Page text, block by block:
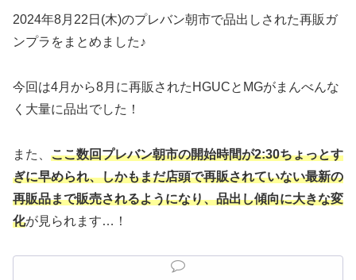
2024年8月22日(木)のプレバン朝市で品出しされた再販ガ
ンプラをまとめました♪
今回は4月から8月に再販されたHGUCとMGがまんべんな
く大量に品出でした！
また、 ここ数回プレバン朝市の開始時間が2:30ちょっとす
ぎに早められ、しかもまだ店頭で再販されていない最新の
再販品まで販売されるようになり、品出し傾向に大きな変
化が見られます…！